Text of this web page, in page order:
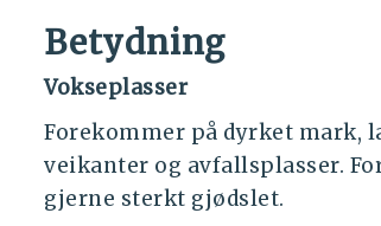
Betydning
Vokseplasser
Forekommer på dyrket mark,
veikanter og avfallsplasser.
gjerne sterkt gjødslet.